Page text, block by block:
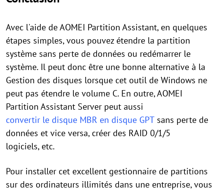
Avec l'aide de AOMEI Partition Assistant, en quelques
étapes simples, vous pouvez étendre la partition
système sans perte de données ou redémarrer le
système. Il peut donc être une bonne alternative à la
Gestion des disques lorsque cet outil de Windows ne
peut pas étendre le volume C. En outre, AOMEI
Partition Assistant Server peut aussi
convertir le disque MBR en disque GPT sans perte de
données et vice versa, créer des RAID 0/1/5
logiciels, etc.
Pour installer cet excellent gestionnaire de partitions
sur des ordinateurs illimités dans une entreprise, vous